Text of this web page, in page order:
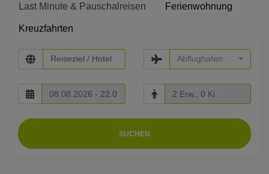
Last Minute & Pauschalreisen Ferienwohnung
Kreuzfahrten
Abflughafen
SUCHEN